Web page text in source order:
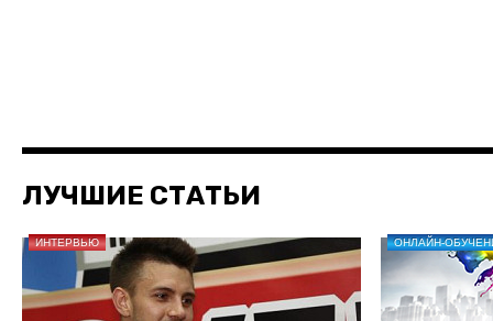
ЛУЧШИЕ СТАТЬИ
ИНТЕРВЬЮ ОНЛАЙН-